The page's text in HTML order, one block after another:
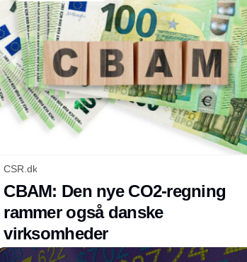
aftryk på naturen, og derfor opfordrer WWF
regeringen til at inkludere et mål om at
reducere det danske fodaftryk i den
kommende natur- og biodiversitetslov.
CSR.dk
CBAM: Den nye CO2-regning
rammer også danske
virksomheder